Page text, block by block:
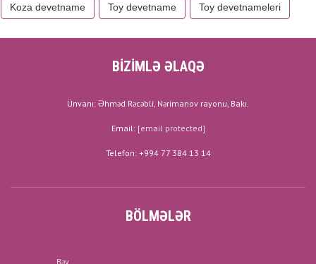
Koza devetname Toy devetname Toy devetnameleri
BİZİMLƏ ƏLAQƏ
Ünvanı: Əhməd Rəcəbli, Nərimanov rayonu, Bakı.
Email: [email protected]
Telefon: +994 77 384 13 14
BÖLMƏLƏR
Bəy